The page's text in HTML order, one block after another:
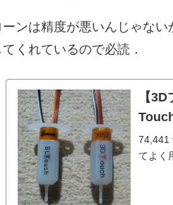
ーンは精度が悪いんじゃな
くれているので必読．
【
74,441
てよく